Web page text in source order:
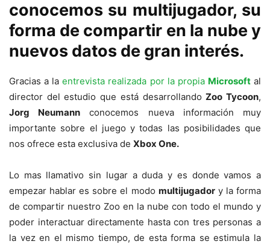
conocemos su multijugador, su
forma de compartir en la nube y
nuevos datos de gran interés.
Gracias a la entrevista realizada por la propia Microsoftal
director del estudio que está desarrollandoZoo Tycoon,
Jorg Neumann conocemos nueva información muy
importante sobre el juego y todas las posibilidades que
nos ofrece esta exclusiva de Xbox One.
Lo mas llamativo sin lugar a duda y es donde vamos a
empezar hablar es sobre el modo multijugadory la forma
de compartir nuestro Zoo en la nube con todo el mundo y
poder interactuar directamente hasta con tres personas a
la vez en el mismo tiempo, de esta forma se estimula la